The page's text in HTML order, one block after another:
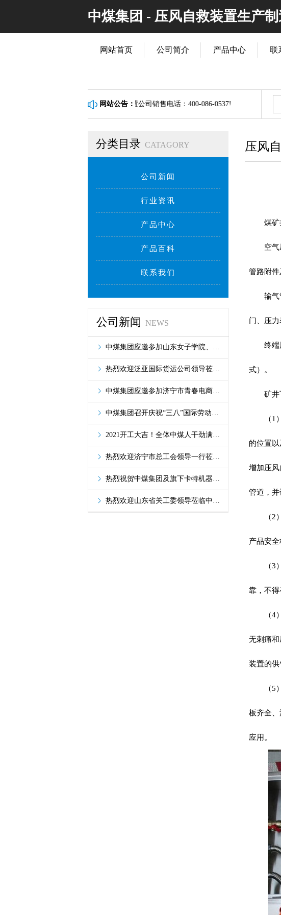
中煤集团 - 压风自救装置生产
网站首页 公司简介 产品中心 联
网站公告：
量有保证！山东中煤压风自救装置公司销售电话：400-086-0537!
压风
煤矿
空
管路附件
输气
门、压力
终端
式）。
矿井
（
的位置
增加压
管道，并
（
产品安全
（
靠，不得
（
无刺痛
装置的供
（
板齐全
应用。
分类目录 CATAGORY
公司新闻
行业资讯
产品中心
产品百科
联系我们
公司新闻 NEWS
中煤集团应邀参加山东女子学院、山东交通学院2021年春季招聘会
热烈欢迎泛亚国际货运公司领导莅临我集团洽谈合作
中煤集团应邀参加济宁市青春电商联盟筹备会
中煤集团召开庆祝“三八”国际劳动妇女节座谈会
2021开工大吉！全体中煤人干劲满满“犇”向前！
热烈欢迎济宁市总工会领导一行莅临中煤集团旗下工信商务职业培训学院参观调研
热烈祝贺中煤集团及旗下卡特机器人公司双双获评2020年度济宁市知名品牌
热烈欢迎山东省关工委领导莅临中煤集团参观指导